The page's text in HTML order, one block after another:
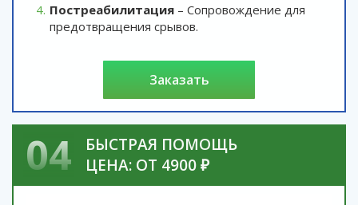
Постреабилитация – Сопровождение для
предотвращения срывов.
заказать
04
БЫСТРАЯ ПОМОЩЬ
ЦЕНА: ОТ 4900 ₽